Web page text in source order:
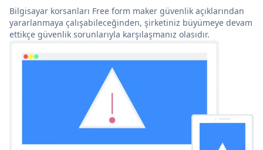
Bilgisayar korsanları Free form maker güvenlik açıklarından
yararlanmaya çalışabileceğinden, şirketiniz büyümeye devam
ettikçe güvenlik sorunlarıyla karşılaşmanız olasıdır.